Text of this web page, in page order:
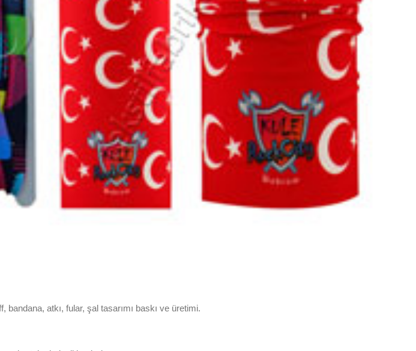
atkı, fular, şal tasarımı baskı ve üretimi.